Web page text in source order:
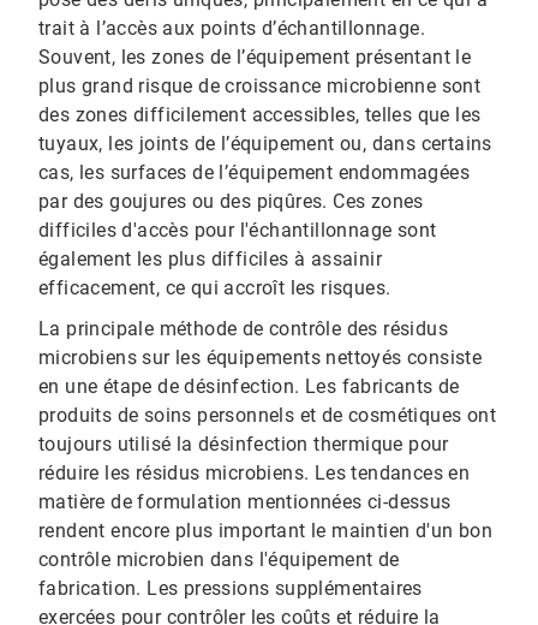
trait à l’accès aux points d’échantillonnage.
Souvent, les zones de l’équipement présentant le
plus grand risque de croissance microbienne​​​​​​​ sont
des zones difficilement accessibles, telles que les
tuyaux, les joints de l’équipement ou, dans certains
cas, les surfaces de l’équipement endommagées
par des goujures ou des piqûres. Ces zones
difficiles d'accès pour l'échantillonnage sont
également les plus difficiles à assainir
efficacement, ce qui accroît les risques.
La principale méthode de contrôle des résidus
microbiens sur les équipements nettoyés consiste
en une étape de désinfection. Les fabricants de
produits de soins personnels et de cosmétiques ont
toujours utilisé la désinfection thermique pour
réduire les résidus microbiens. Les tendances en
matière de formulation mentionnées ci-dessus
rendent encore plus important le maintien d'un bon
contrôle microbien dans l'équipement de
fabrication. Les pressions supplémentaires
exercées pour contrôler les coûts et réduire la